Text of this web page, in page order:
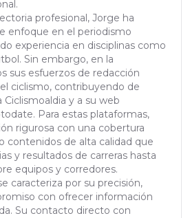
profesional, Jorge ha
enfoque en el periodismo
experiencia en disciplinas como
Sin embargo, en la
sus esfuerzos de redacción
ciclismo, contribuyendo de
y a su web
Para estas plataformas,
rigurosa con una cobertura
contenidos de alta calidad que
y resultados de carreras hasta
equipos y corredores.
caracteriza por su precisión,
con ofrecer información
Su contacto directo con